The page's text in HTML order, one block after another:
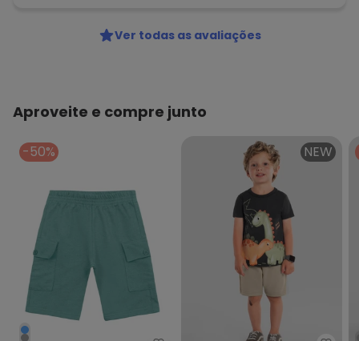
Ver todas as avaliações
Aproveite e compre junto
-50% NEW